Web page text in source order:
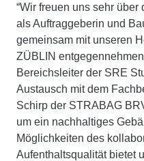
“Wir freuen uns sehr
als Auftraggeberin und
gemeinsam mit unseren
ZÜBLIN
Bereichsleiter der SRE
Austausch mit dem
Schirp der STRABAG
um ein nachhaltiges
Möglichkeiten des
Aufenthaltsqualität bietet